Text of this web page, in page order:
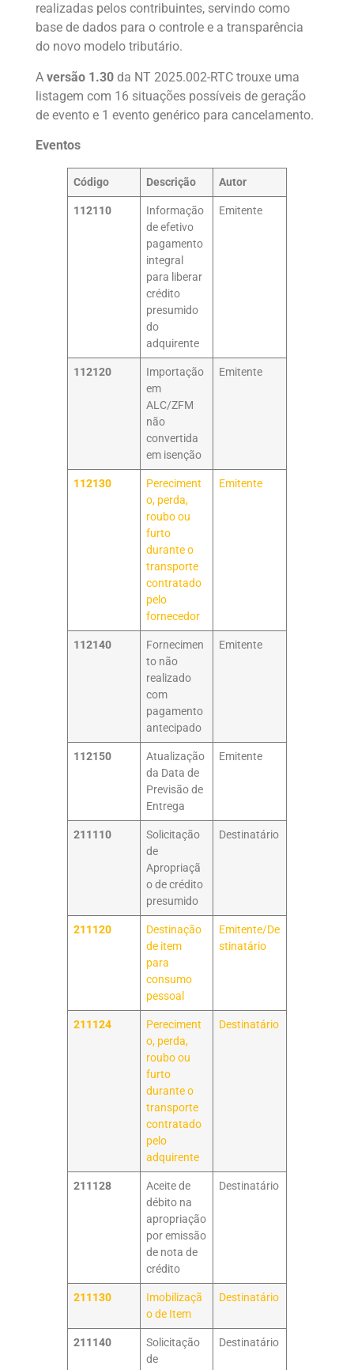
realizadas pelos contribuintes, servindo como
base de dados para o controle e a transparência
do novo modelo tributário.
A versão 1.30 da NT 2025.002-RTC trouxe uma
listagem com 16 situações possíveis de geração
de evento e 1 evento genérico para cancelamento.
Eventos
Código Descrição Autor
112110
Informação
de efetivo
pagamento
integral
para liberar
crédito
presumido
do
adquirente
Emitente
112120
Importação
em
ALC/ZFM
não
convertida
em isenção
Emitente
112130
Pereciment
o, perda,
roubo ou
furto
durante o
transporte
contratado
pelo
fornecedor
Emitente
112140
Fornecimen
to não
realizado
com
pagamento
antecipado
Emitente
112150
Atualização
da Data de
Previsão de
Entrega
Emitente
211110
Solicitação
de
Apropriaçã
o de crédito
presumido
Destinatário
211120
Destinação
de item
para
consumo
pessoal
Emitente/De
stinatário
211124
Pereciment
o, perda,
roubo ou
furto
durante o
transporte
contratado
pelo
adquirente
Destinatário
211128
Aceite de
débito na
apropriação
por emissão
de nota de
crédito
Destinatário
211130
Imobilizaçã
o de Item
Destinatário
211140
Solicitação
de
Destinatário